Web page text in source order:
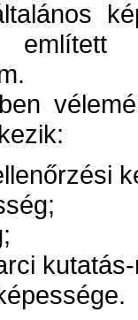
említett